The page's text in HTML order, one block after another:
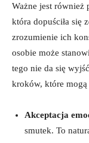
Ważne jest również
która dopuściła się
zrozumienie ich
osobie może
tego nie da się
kroków, które
Akceptacja
smutek. To